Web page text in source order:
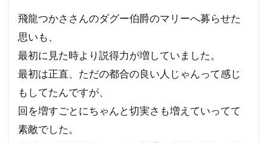
飛龍つかささんのダグー伯爵のマリーへ募らせた
思いも、
最初に見た時より説得力が増していました。
最初は正直、ただの都合の良い人じゃんって感じ
もしてたんですが、
回を増すごとにちゃんと切実さも増えていってて
素敵でした。